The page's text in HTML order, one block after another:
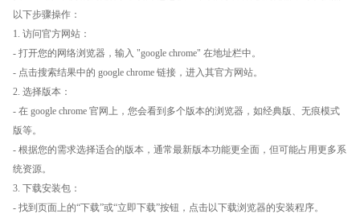
以下步骤操作：
1. 访问官方网站：
- 打开您的网络浏览器，输入 "google chrome" 在地址栏中。
- 点击搜索结果中的 google chrome 链接，进入其官方网站。
2. 选择版本：
- 在 google chrome 官网上，您会看到多个版本的浏览器，如经典版、无痕模式
版等。
- 根据您的需求选择适合的版本，通常最新版本功能更全面，但可能占用更多系
统资源。
3. 下载安装包：
- 找到页面上的“下载”或“立即下载”按钮，点击以下载浏览器的安装程序。